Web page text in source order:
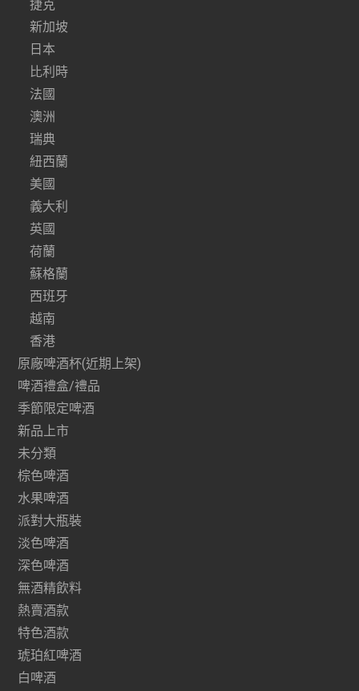
捷克
新加坡
日本
比利時
法國
澳洲
瑞典
紐西蘭
美國
義大利
英國
荷蘭
蘇格蘭
西班牙
越南
香港
原廠啤酒杯(近期上架)
啤酒禮盒/禮品
季節限定啤酒
新品上市
未分類
棕色啤酒
水果啤酒
派對大瓶裝
淡色啤酒
深色啤酒
無酒精飲料
熱賣酒款
特色酒款
琥珀紅啤酒
白啤酒